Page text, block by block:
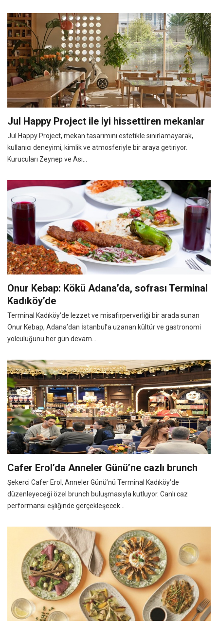
Jul Happy Project ile iyi hissettiren mekanlar
Jul Happy Project, mekan tasarımını estetikle sınırlamayarak,
kullanıcı deneyimi, kimlik ve atmosferiyle bir araya getiriyor.
Kurucuları Zeynep ve Ası...
Onur Kebap: Kökü Adana’da, sofrası Terminal
Kadıköy’de
Terminal Kadıköy’de lezzet ve misafirperverliği bir arada sunan
Onur Kebap, Adana’dan İstanbul’a uzanan kültür ve gastronomi
yolculuğunu her gün devam...
Cafer Erol’da Anneler Günü’ne cazlı brunch
Şekerci Cafer Erol, Anneler Günü’nü Terminal Kadıköy’de
düzenleyeceği özel brunch buluşmasıyla kutluyor. Canlı caz
performansı eşliğinde gerçekleşecek...